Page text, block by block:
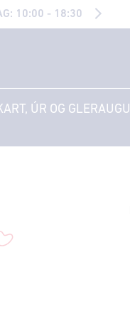
10:00 - 18:30
ÚR OG GLERAUGU